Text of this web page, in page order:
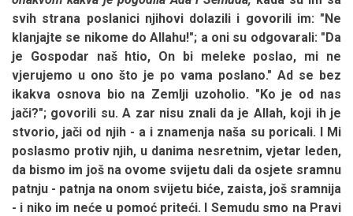
svih strana poslanici njihovi dolazili i govorili im: "Ne
klanjajte se nikome do Allahu!"; a oni su odgovarali: "Da
je Gospodar naš htio, On bi meleke poslao, mi ne
vjerujemo u ono što je po vama poslano." Ad se bez
ikakva osnova bio na Zemlji uzoholio. "Ko je od nas
jači?"; govorili su. A zar nisu znali da je Allah, koji ih je
stvorio, jači od njih - a i znamenja naša su poricali. I Mi
poslasmo protiv njih, u danima nesretnim, vjetar leden,
da bismo im još na ovome svijetu dali da osjete sramnu
patnju - patnja na onom svijetu biće, zaista, još sramnija
- i niko im neće u pomoć priteći. I Semudu smo na Pravi